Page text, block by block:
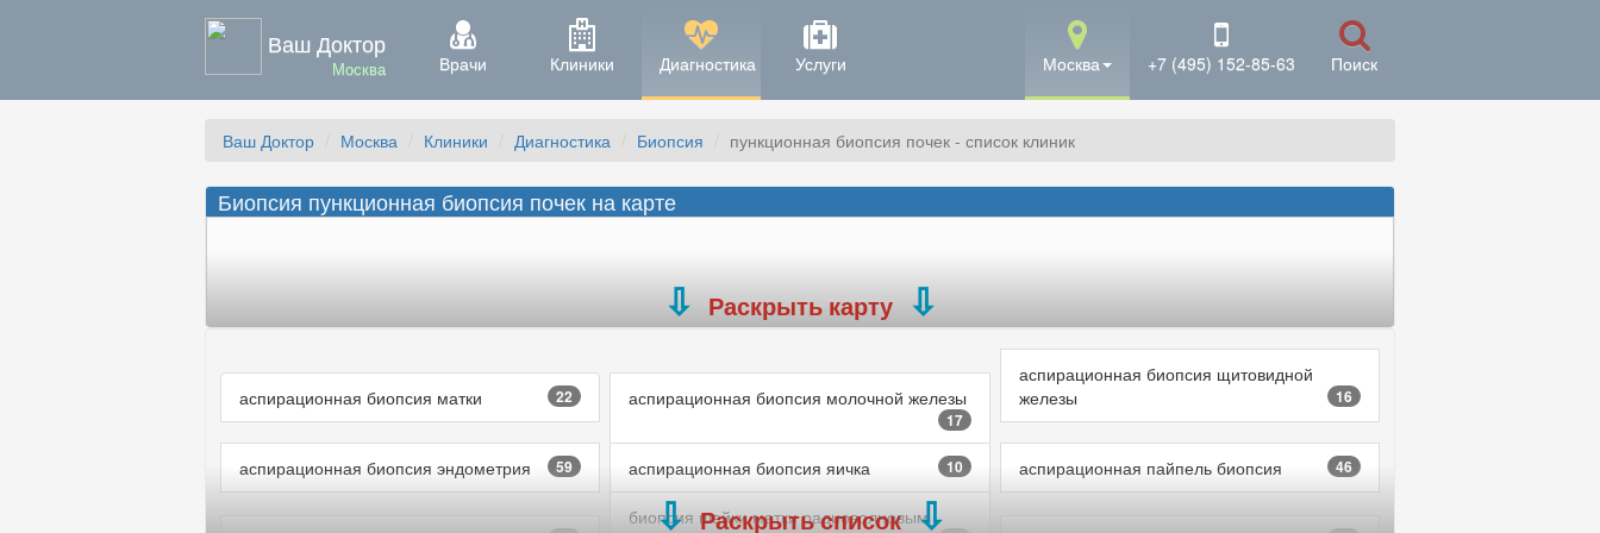
Ваш Доктор
Москва Врачи Клиники Диагностика Услуги Москва +7 (495) 152-85-63 Поиск
Ваш Доктор Москва Клиники Диагностика Биопсия пункционная биопсия почек - список клиник
Биопсия пункционная биопсия почек на карте
Раскрыть карту
аспирационная биопсия матки 22 аспирационная биопсия молочной железы
17
аспирационная биопсия щитовидной
железы
16
аспирационная биопсия эндометрия 59 аспирационная биопсия яичка 10 аспирационная пайпель биопсия 46
биопсия шейки матки радиоволновым
Раскрыть список